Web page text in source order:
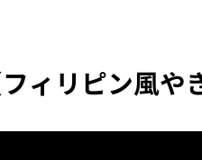
ィリピン風や